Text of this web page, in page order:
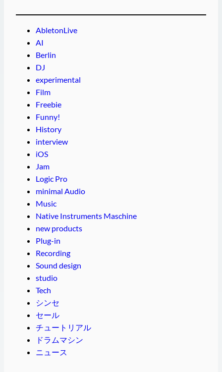
AbletonLive
AI
Berlin
DJ
experimental
Film
Freebie
Funny!
History
interview
iOS
Jam
Logic Pro
minimal Audio
Music
Native Instruments Maschine
new products
Plug-in
Recording
Sound design
studio
Tech
シンセ
セール
チュートリアル
ドラムマシン
ニュース